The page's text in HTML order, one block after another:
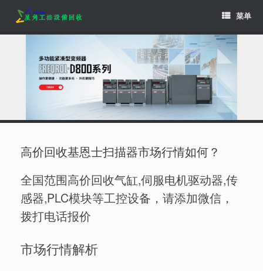
content
菜单
高价回收基恩士扫描器市场行情如何？
全国范围高价回收气缸,伺服电机驱动器,传
感器,PLC模块等工控设备，请添加微信，
拨打电话报价
市场行情解析